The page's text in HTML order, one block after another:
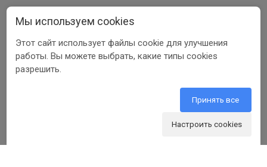
8 800 350 56 58
info@beltools.ru
Северный, зд. 7, помещ. 1
Мы используем cookies
Этот сайт использует файлы cookie для улучшения
работы. Вы можете выбрать, какие типы cookies
разрешить.
Настроить cookies
Принять все